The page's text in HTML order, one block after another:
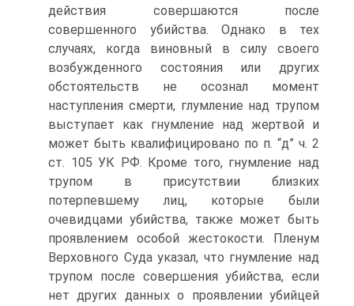
действия совершаются после
совершенного убийства. Однако в тех
случаях, когда виновный в силу своего
возбужденного состояния или других
обстоятельств не осознал момент
наступления смерти, глумление над трупом
выступает как гнумление над жертвой и
может быть квалифицировано по п. “д” ч. 2
ст. 105 УК РФ. Кроме того, гнумление над
трупом в присутствии близких
потерпевшему лиц, которые были
очевидцами убийства, также может быть
проявлением особой жестокости. Пленум
Верховного Суда указал, что гнумление над
трупом после совершения убийства, если
нет других данных о проявлении убийцей